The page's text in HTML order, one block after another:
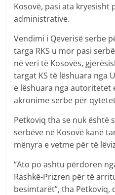
Kosovë, pasi ata
administrative.
Vendimi i Qeverisë serbe
targa RKS u mor pasi
në veri të Kosovës,
targat KS të lëshuara nga
e lëshuara nga autoritetet
akronime serbe për
Petkoviq tha se nuk është
serbëve në Kosovë kanë
mënyra e vetme për të
“Ato po ashtu përdoren
Rashkë-Prizren për të
besimtarët”, tha Petkoviq,